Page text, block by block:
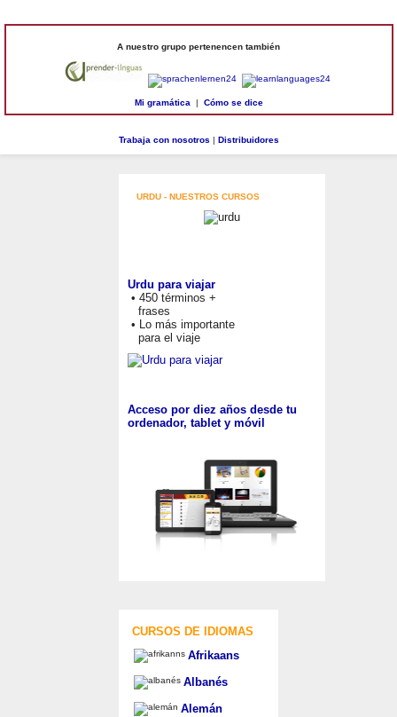
A nuestro grupo pertenencen también
Mi gramática | Cómo se dice
Trabaja con nosotros | Distribuidores
URDU - NUESTROS CURSOS
Urdu para viajar
• 450 términos +
frases
• Lo más importante
para el viaje
Acceso por diez años desde tu
ordenador, tablet y móvil
CURSOS DE IDIOMAS
Afrikaans
Albanés
Alemán